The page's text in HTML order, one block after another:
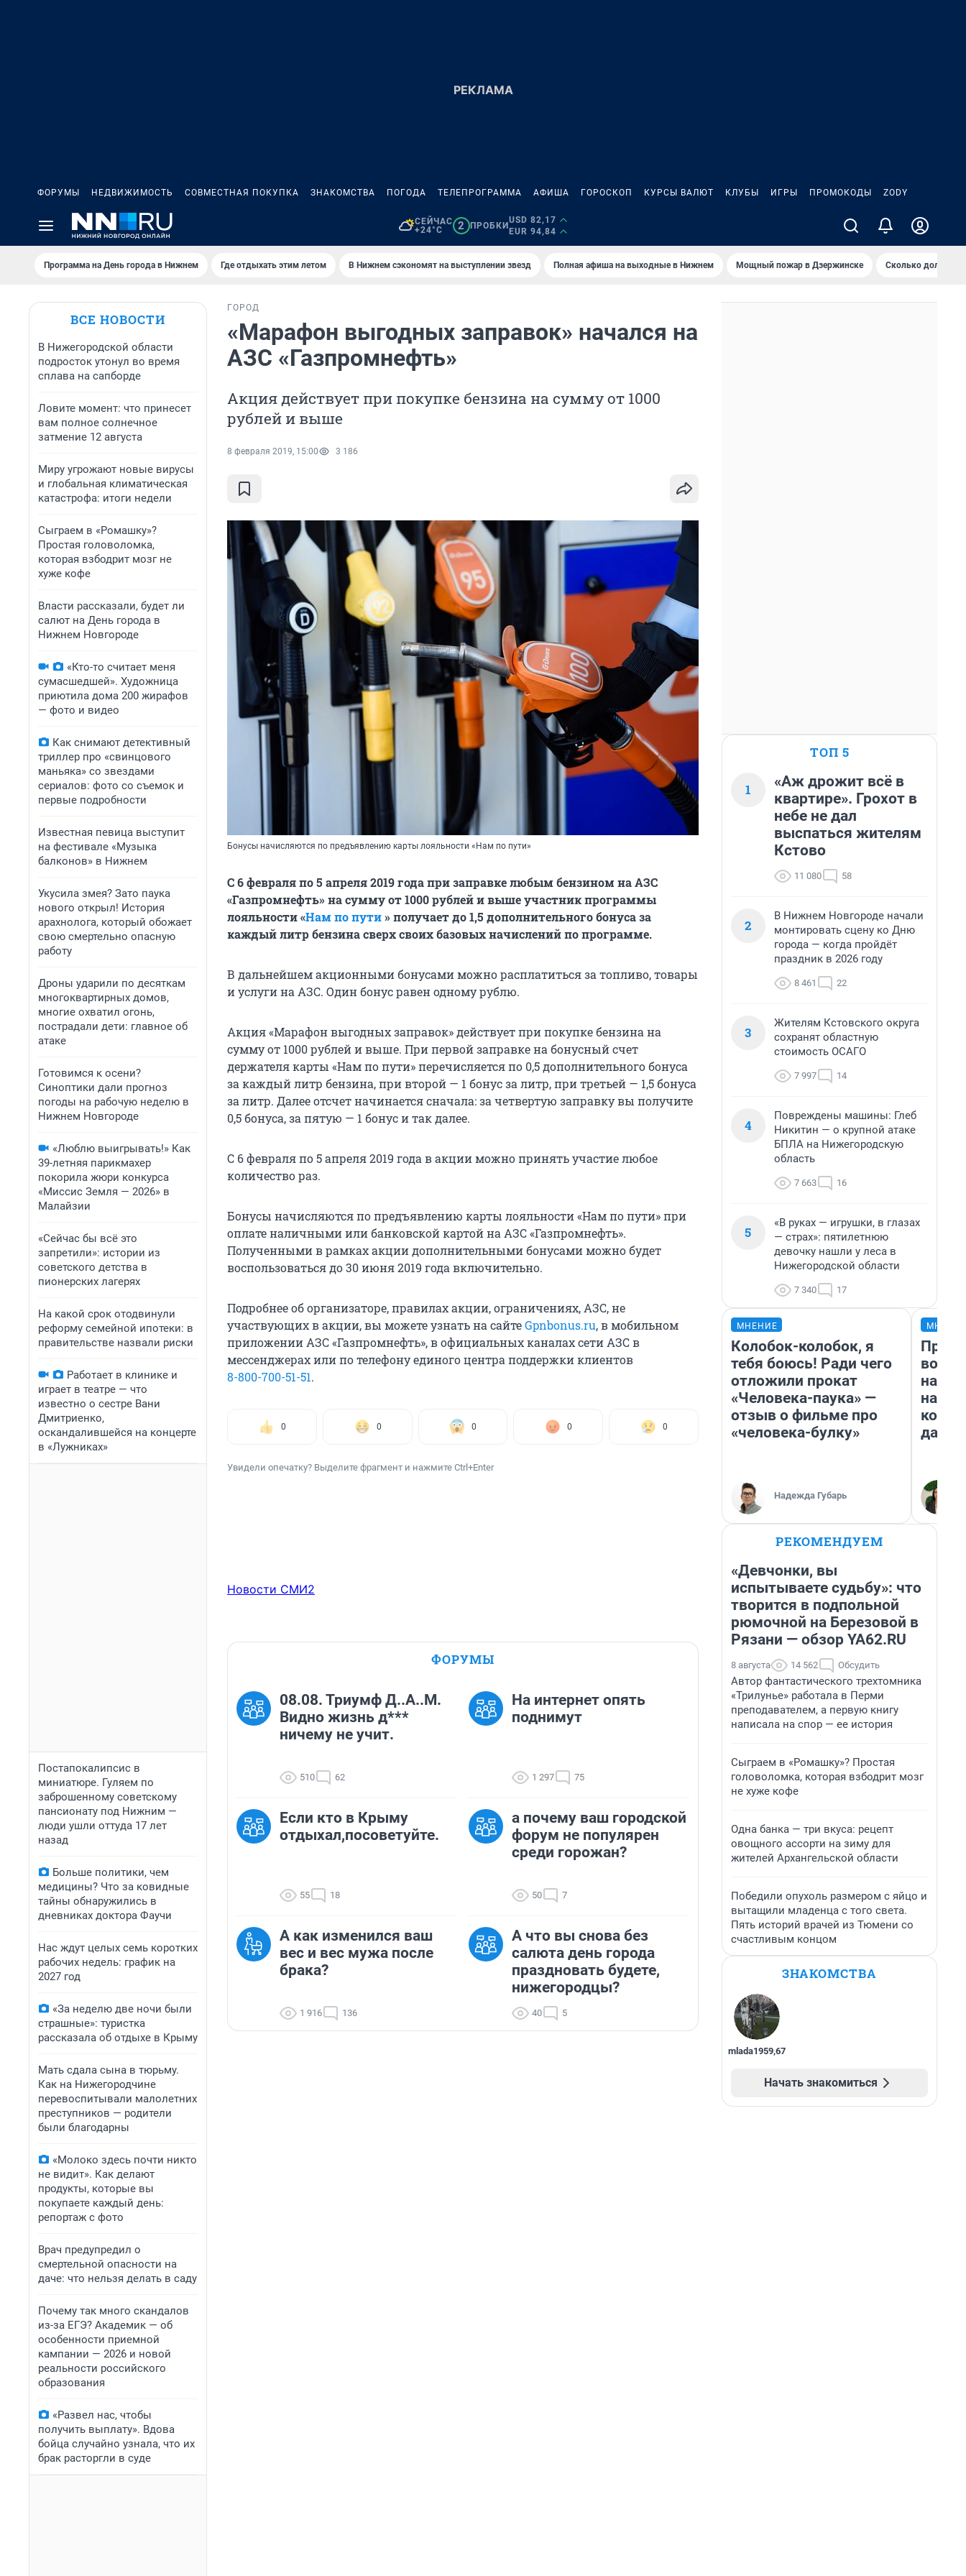
ФОРУМЫ НЕДВИЖИМОСТЬ СОВМЕСТНАЯ ПОКУПКА ЗНАКОМСТВА ПОГОДА ТЕЛЕПРОГРАММА АФИША ГОРОСКОП КУРСЫ ВАЛЮТ КЛУБЫ ИГРЫ ПРОМОКОДЫ ZODY
СЕЙЧАС
+24°C
2 ПРОБКИ
USD 82,17
EUR 94,84
Программа на День города в Нижнем Где отдыхать этим летом В Нижнем сэкономят на выступлении звезд Полная афиша на выходные в Нижнем Мощный пожар в Дзержинске Сколько должен
ВСЕ НОВОСТИ
В Нижегородской области
подросток утонул во время
сплава на сапборде
Ловите момент: что принесет
вам полное солнечное
затмение 12 августа
Миру угрожают новые вирусы
и глобальная климатическая
катастрофа: итоги недели
Сыграем в «Ромашку»?
Простая головоломка,
которая взбодрит мозг не
хуже кофе
Власти рассказали, будет ли
салют на День города в
Нижнем Новгороде
«Кто-то считает меня
сумасшедшей». Художница
приютила дома 200 жирафов
— фото и видео
Как снимают детективный
триллер про «свинцового
маньяка» со звездами
сериалов: фото со съемок и
первые подробности
Известная певица выступит
на фестивале «Музыка
балконов» в Нижнем
Укусила змея? Зато паука
нового открыл! История
арахнолога, который обожает
свою смертельно опасную
работу
Дроны ударили по десяткам
многоквартирных домов,
многие охватил огонь,
пострадали дети: главное об
атаке
Готовимся к осени?
Синоптики дали прогноз
погоды на рабочую неделю в
Нижнем Новгороде
«Люблю выигрывать!» Как
39-летняя парикмахер
покорила жюри конкурса
«Миссис Земля — 2026» в
Малайзии
«Сейчас бы всё это
запретили»: истории из
советского детства в
пионерских лагерях
На какой срок отодвинули
реформу семейной ипотеки: в
правительстве назвали риски
Работает в клинике и
играет в театре — что
известно о сестре Вани
Дмитриенко,
оскандалившейся на концерте
в «Лужниках»
Постапокалипсис в
миниатюре. Гуляем по
заброшенному советскому
пансионату под Нижним —
люди ушли оттуда 17 лет
назад
Больше политики, чем
медицины? Что за ковидные
тайны обнаружились в
дневниках доктора Фаучи
Нас ждут целых семь коротких
рабочих недель: график на
2027 год
«За неделю две ночи были
страшные»: туристка
рассказала об отдыхе в Крыму
Мать сдала сына в тюрьму.
Как на Нижегородчине
перевоспитывали малолетних
преступников — родители
были благодарны
«Молоко здесь почти никто
не видит». Как делают
продукты, которые вы
покупаете каждый день:
репортаж с фото
Врач предупредил о
смертельной опасности на
даче: что нельзя делать в саду
Почему так много скандалов
из-за ЕГЭ? Академик — об
особенности приемной
кампании — 2026 и новой
реальности российского
образования
«Развел нас, чтобы
получить выплату». Вдова
бойца случайно узнала, что их
брак расторгли в суде
ГОРОД
«Марафон выгодных заправок» начался на
АЗС «Газпромнефть»
Акция действует при покупке бензина на сумму от 1000
рублей и выше
8 февраля 2019, 15:00 3 186
Бонусы начисляются по предъявлению карты лояльности «Нам по пути»
С 6 февраля по 5 апреля 2019 года при заправке любым бензином на АЗС
«Газпромнефть» на сумму от 1000 рублей и выше участник программы
лояльности «Нам по пути» получает до 1,5 дополнительного бонуса за
каждый литр бензина сверх своих базовых начислений по программе.
В дальнейшем акционными бонусами можно расплатиться за топливо, товары
и услуги на АЗС. Один бонус равен одному рублю.
Акция «Марафон выгодных заправок» действует при покупке бензина на
сумму от 1000 рублей и выше. При первой заправке на бонусный счет
держателя карты «Нам по пути» перечисляется по 0,5 дополнительного бонуса
за каждый литр бензина, при второй — 1 бонус за литр, при третьей — 1,5 бонуса
за литр. Далее отсчет начинается сначала: за четвертую заправку вы получите
0,5 бонуса, за пятую — 1 бонус и так далее.
С 6 февраля по 5 апреля 2019 года в акции можно принять участие любое
количество раз.
Бонусы начисляются по предъявлению карты лояльности «Нам по пути» при
оплате наличными или банковской картой на АЗС «Газпромнефть».
Полученными в рамках акции дополнительными бонусами можно будет
воспользоваться до 30 июня 2019 года включительно.
Подробнее об организаторе, правилах акции, ограничениях, АЗС, не
участвующих в акции, вы можете узнать на сайтеGpnbonus.ru, в мобильном
приложении АЗС «Газпромнефть», в официальных каналах сети АЗС в
мессенджерах или по телефону единого центра поддержки клиентов
8-800-700-51-51.
0 0 0 0 0
Увидели опечатку? Выделите фрагмент и нажмите Ctrl+Enter
Новости СМИ2
ФОРУМЫ
08.08. Триумф Д..А..М.
Видно жизнь д***
ничему не учит.
510 62
На интернет опять
поднимут
1 297 75
Если кто в Крыму
отдыхал,посоветуйте.
55 18
а почему ваш городской
форум не популярен
среди горожан?
50 7
А как изменился ваш
вес и вес мужа после
брака?
1 916 136
А что вы снова без
салюта день города
праздновать будете,
нижегородцы?
40 5
ТОП 5
1
«Аж дрожит всё в
квартире». Грохот в
небе не дал
выспаться жителям
Кстово
11 080 58
2
В Нижнем Новгороде начали
монтировать сцену ко Дню
города — когда пройдёт
праздник в 2026 году
8 461 22
3
Жителям Кстовского округа
сохранят областную
стоимость ОСАГО
7 997 14
4
Повреждены машины: Глеб
Никитин — о крупной атаке
БПЛА на Нижегородскую
область
7 663 16
5
«В руках — игрушки, в глазах
— страх»: пятилетнюю
девочку нашли у леса в
Нижегородской области
7 340 17
МНЕНИЕ
Колобок-колобок, я
тебя боюсь! Ради чего
отложили прокат
«Человека-паука» —
отзыв о фильме про
«человека-булку»
Надежда Губарь
нам
даже
РЕКОМЕНДУЕМ
«Девчонки, вы
испытываете судьбу»: что
творится в подпольной
рюмочной на Березовой в
Рязани — обзор YA62.RU
8 августа 14 562 Обсудить
Автор фантастического трехтомника
«Трилунье» работала в Перми
преподавателем, а первую книгу
написала на спор — ее история
Сыграем в «Ромашку»? Простая
головоломка, которая взбодрит мозг
не хуже кофе
Одна банка — три вкуса: рецепт
овощного ассорти на зиму для
жителей Архангельской области
Победили опухоль размером с яйцо и
вытащили младенца с того света.
Пять историй врачей из Тюмени со
счастливым концом
ЗНАКОМСТВА
mlada1959,67
Начать знакомиться